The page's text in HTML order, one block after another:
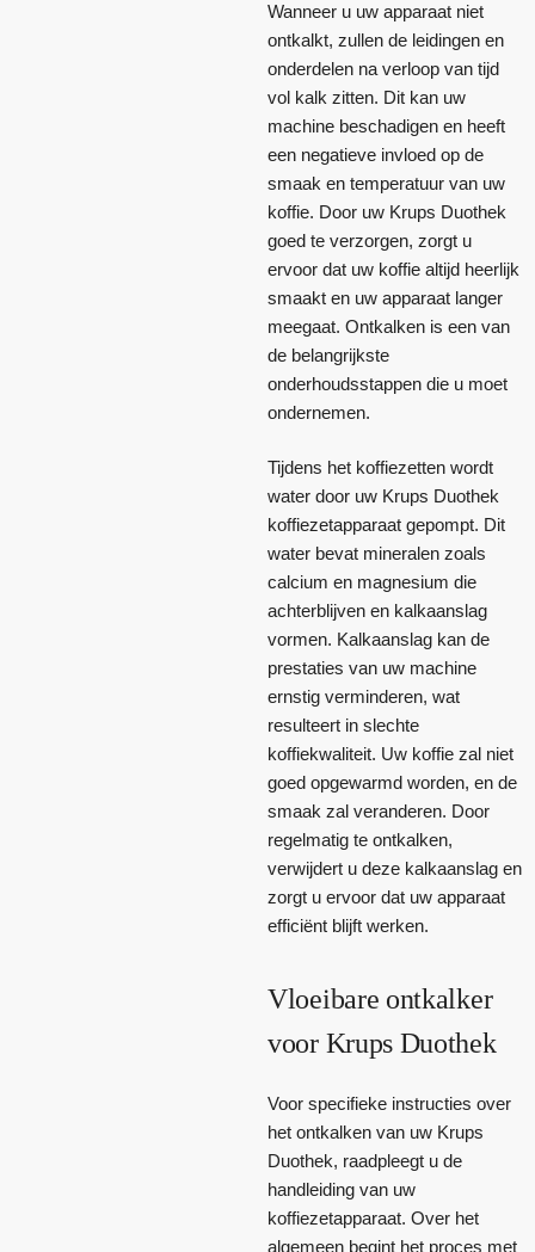
Wanneer u uw apparaat niet
ontkalkt, zullen de leidingen en
onderdelen na verloop van tijd
vol kalk zitten. Dit kan uw
machine beschadigen en heeft
een negatieve invloed op de
smaak en temperatuur van uw
koffie. Door uw Krups Duothek
goed te verzorgen, zorgt u
ervoor dat uw koffie altijd heerlijk
smaakt en uw apparaat langer
meegaat. Ontkalken is een van
de belangrijkste
onderhoudsstappen die u moet
ondernemen.
Tijdens het koffiezetten wordt
water door uw Krups Duothek
koffiezetapparaat gepompt. Dit
water bevat mineralen zoals
calcium en magnesium die
achterblijven en kalkaanslag
vormen. Kalkaanslag kan de
prestaties van uw machine
ernstig verminderen, wat
resulteert in slechte
koffiekwaliteit. Uw koffie zal niet
goed opgewarmd worden, en de
smaak zal veranderen. Door
regelmatig te ontkalken,
verwijdert u deze kalkaanslag en
zorgt u ervoor dat uw apparaat
efficiënt blijft werken.
Vloeibare ontkalker
voor Krups Duothek
Voor specifieke instructies over
het ontkalken van uw Krups
Duothek, raadpleegt u de
handleiding van uw
koffiezetapparaat. Over het
algemeen begint het proces met